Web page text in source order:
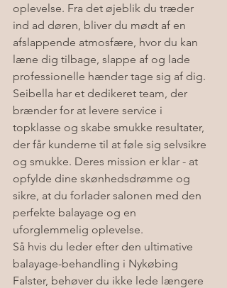
oplevelse. Fra det øjeblik du træder
ind ad døren, bliver du mødt af en
afslappende atmosfære, hvor du kan
læne dig tilbage, slappe af og lade
professionelle hænder tage sig af dig.
Seibella har et dedikeret team, der
brænder for at levere service i
topklasse og skabe smukke resultater,
der får kunderne til at føle sig selvsikre
og smukke. Deres mission er klar - at
opfylde dine skønhedsdrømme og
sikre, at du forlader salonen med den
perfekte balayage og en
uforglemmelig oplevelse.
Så hvis du leder efter den ultimative
balayage-behandling i Nykøbing
Falster, behøver du ikke lede længere